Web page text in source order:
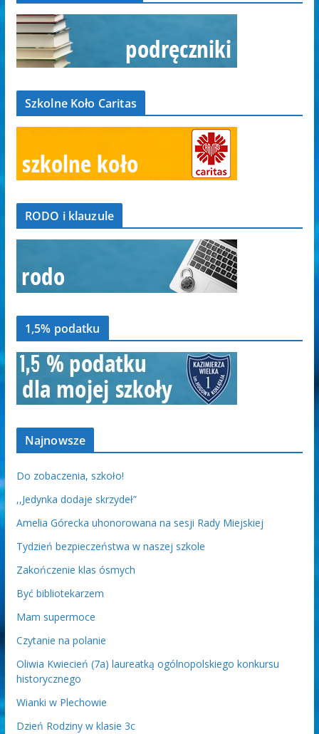
Szkolne Koło Caritas
RODO i klauzule
1,5% podatku
Najnowsze
Do zobaczenia, szkoło!
,,Jedynka dodaje skrzydeł”
Amelia Górecka uhonorowana na sesji Rady Miejskiej
Tydzień bezpieczeństwa w naszej szkole
Zakończenie klas ósmych
Być bibliotekarzem
Mam supermoce
Czytanie na polanie
Oliwia Kwiecień (7a) laureatką ogólnopolskiego konkursu
historycznego
Wianki w Plechowie
Dzień Rodziny w klasie 3c